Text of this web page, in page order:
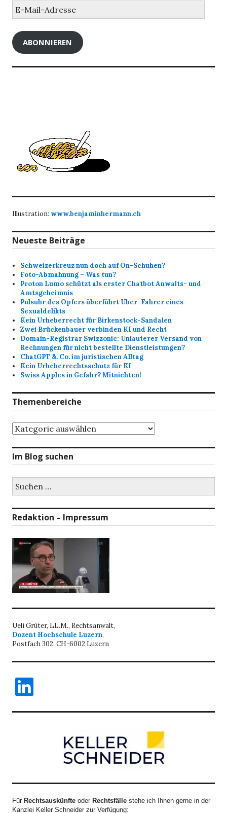
Mail-
ABONNIEREN
Illustration: www.benjaminhermann.ch
Neueste Beiträge
Schweizerkreuz nun doch auf On-Schuhen?
Foto-Abmahnung – Was tun?
Proton Lumo schützt als erster Chatbot Anwalts- und
Amtsgeheimnis
Pulsuhr des Opfers überführt Uber-Fahrer eines
Sexualdelikts
Kein Urheberrecht für Birkenstock-Sandalen
Zwei Brückenbauer verbinden KI und Recht
Domain-Registrar Swizzonic: Unlauterer Versand von
Rechnungen für nicht bestellte Dienstleistungen?
ChatGPT &. Co. im juristischen Alltag
Kein Urheberrechtsschutz für KI
Swiss Apples in Gefahr? Mitnichten!
Themenbereiche
Themenbereiche
Im Blog suchen
nach:
Redaktion – Impressum
Ueli Grüter, LL.M., Rechtsanwalt,
Dozent Hochschule Luzern,
Postfach 302, CH-6002 Luzern
LinkedIn
Für Rechtsauskünfte oder Rechtsfälle stehe ich Ihnen gerne in der
Kanzlei Keller Schneider zur Verfügung: